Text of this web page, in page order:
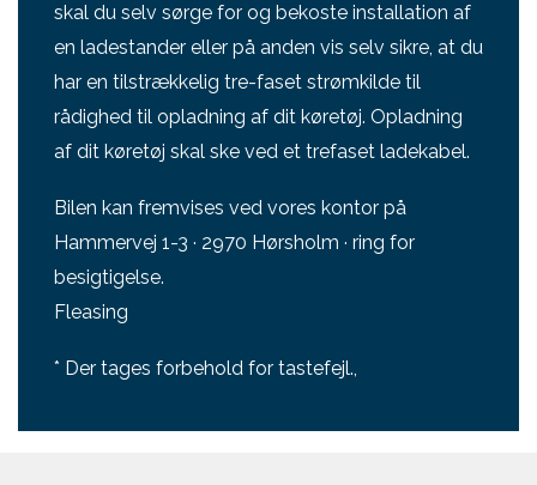
skal du selv sørge for og bekoste installation af
en ladestander eller på anden vis selv sikre, at du
har en tilstrækkelig tre-faset strømkilde til
rådighed til opladning af dit køretøj. Opladning
af dit køretøj skal ske ved et trefaset ladekabel.
Bilen kan fremvises ved vores kontor på
Hammervej 1-3 · 2970 Hørsholm · ring for
besigtigelse.
Fleasing
* Der tages forbehold for tastefejl.,